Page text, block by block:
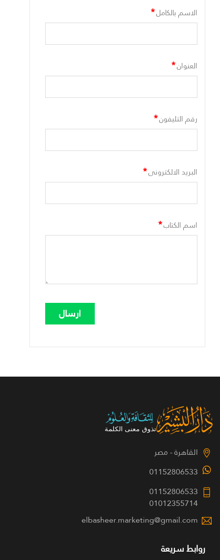
الاسم بالكامل*
العنوان*
رقم التليفون*
البريد الالكترونى*
اسم الكتاب*
القاهرة - مصر
01152806533
01152806533
01012355714
elbasheer.marketing@gmail.com
روابط سريعة